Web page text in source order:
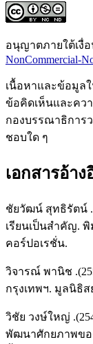
อนุญาตภายใต้เงื่
NonCommercial-
เนื้อหาและข้อมูล
ข้อคิดเห็นและคว
กองบรรณาธิการ
ชอบใด ๆ
เอกสารอ้าง
ชัยวัฒน์ สุทธิรัตน์
เรียนเป็นสำคัญ.
คอร์ปอเรชั่น.
วิจารณ์ พานิช
กรุงเทพฯ. มูลนิธิ
วิชัย วงษ์ใหญ่
พัฒนาศักยภาพขอ